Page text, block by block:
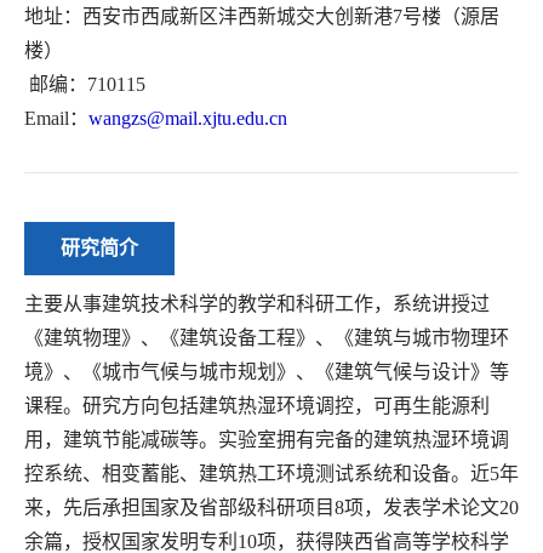
地址：西安市西咸新区沣西新城交大创新港7号楼（源居
楼）
邮编：710115
Email： wangzs@mail.xjtu.edu.cn
研究简介
主要从事建筑技术科学的教学和科研工作， 系统讲授过
《建筑物理》、《建筑设备工程》、《建筑与城市物理环
境》、《城市气候与城市规划》、《建筑气候与设计》等
课程。研究方向包括建筑热湿环境调控，可再生能源利
用，建筑节能减碳等。 实验室拥有完备的建筑热湿环境调
控系统、相变蓄能、建筑热工环境测试系统和设备。近5年
来，先后承担国家及省部级科研项目8项，发表学术论文20
余篇，授权国家发明专利10项，获得陕西省高等学校科学